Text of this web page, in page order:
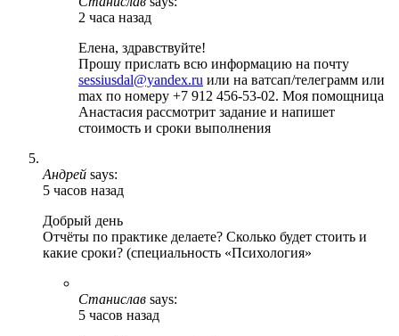
2 часа назад
Елена, здравствуйте!
Прошу прислать всю информацию на почту
sessiusdal@yandex.ru или на ватсап/телеграмм или
max по номеру +7 912 456-53-02. Моя помощница
Анастасия рассмотрит задание и напишет
стоимость и сроки выполнения
Андрей says:
5 часов назад
Добрый день
Отчёты по практике делаете? Сколько будет стоить и
какие сроки? (специальность «Психология»
Станислав says:
5 часов назад